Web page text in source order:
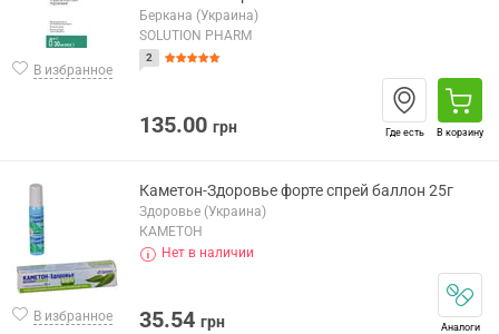
В избранное
Беркана (Украина)
SOLUTION PHARM
2
135.00 грн Где есть В корзину
В избранное
Каметон-Здоровье форте спрей баллон 25г
Здоровье (Украина)
КАМЕТОН
Нет в наличии
35.54 грн Аналоги